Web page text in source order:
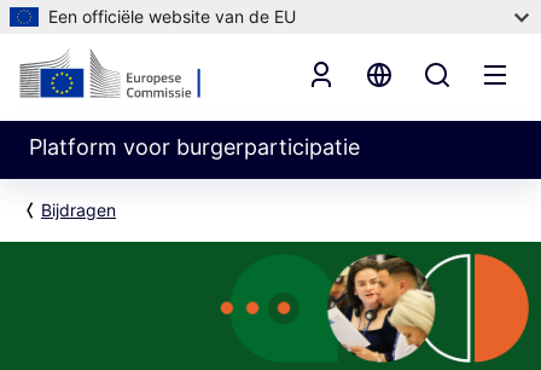
Een officiële website van de EU
Platform voor burgerparticipatie
Bijdragen